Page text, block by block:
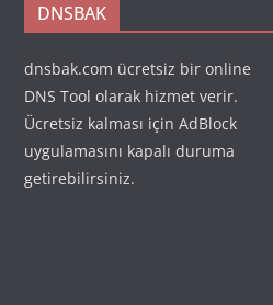
DNSBAK
dnsbak.com ücretsiz bir online
DNS Tool olarak hizmet verir.
Ücretsiz kalması için AdBlock
uygulamasını kapalı duruma
getirebilirsiniz.